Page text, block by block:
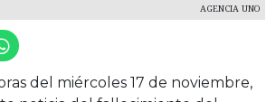
AGENCIA UNO
del miércoles 17 de noviembre,